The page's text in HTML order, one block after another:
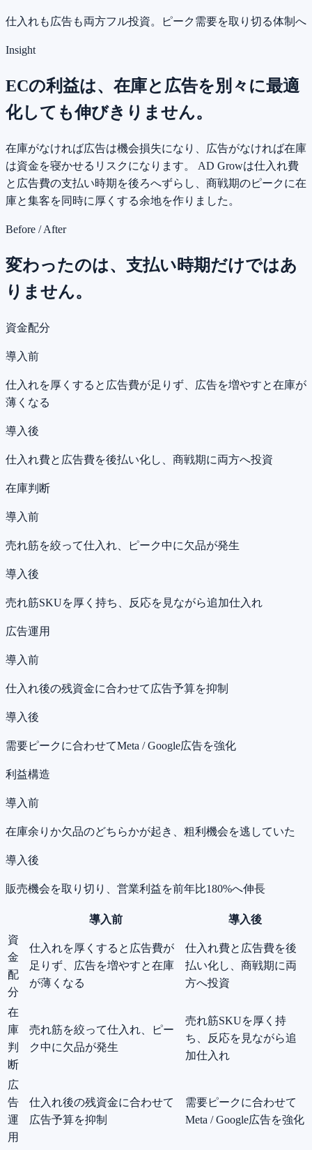
仕入れも広告も両方フル投資。ピーク需要を取り切る体制へ
Insight
ECの利益は、在庫と広告を別々に最適
化しても伸びきりません。
在庫がなければ広告は機会損失になり、広告がなければ在庫
は資金を寝かせるリスクになります。 AD Growは仕入れ費
と広告費の支払い時期を後ろへずらし、商戦期のピークに在
庫と集客を同時に厚くする余地を作りました。
Before / After
変わったのは、支払い時期だけではあ
りません。
資金配分
導入前
仕入れを厚くすると広告費が足りず、広告を増やすと在庫が
薄くなる
導入後
仕入れ費と広告費を後払い化し、商戦期に両方へ投資
在庫判断
導入前
売れ筋を絞って仕入れ、ピーク中に欠品が発生
導入後
売れ筋SKUを厚く持ち、反応を見ながら追加仕入れ
広告運用
導入前
仕入れ後の残資金に合わせて広告予算を抑制
導入後
需要ピークに合わせてMeta / Google広告を強化
利益構造
導入前
在庫余りか欠品のどちらかが起き、粗利機会を逃していた
導入後
販売機会を取り切り、営業利益を前年比180%へ伸長
導入前
導入後
資
金
配
分
仕入れを厚くすると広告費が
足りず、広告を増やすと在庫
が薄くなる
仕入れ費と広告費を後
払い化し、商戦期に両
方へ投資
在
庫
判
断
売れ筋を絞って仕入れ、ピー
ク中に欠品が発生
売れ筋SKUを厚く持
ち、反応を見ながら追
加仕入れ
広
告
運
用
仕入れ後の残資金に合わせて
広告予算を抑制
需要ピークに合わせて
Meta / Google広告を強化